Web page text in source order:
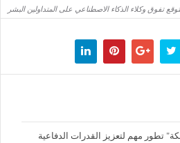
تفوق وكلاء الذكاء الاصطناعي على المتداولين البشر
تطور مهم لتعزيز القدرات الدفاعية